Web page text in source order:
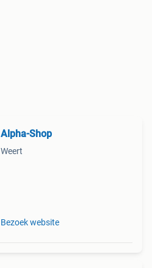
Alpha-Shop
Weert
Bezoek website